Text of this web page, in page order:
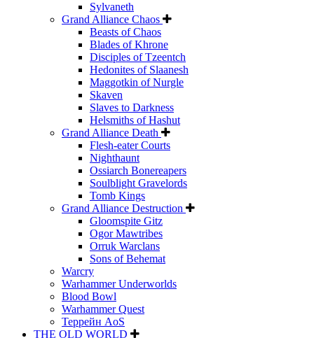
Sylvaneth
Grand Alliance Chaos
Beasts of Chaos
Blades of Khrone
Disciples of Tzeentch
Hedonites of Slaanesh
Maggotkin of Nurgle
Skaven
Slaves to Darkness
Helsmiths of Hashut
Grand Alliance Death
Flesh-eater Courts
Nighthaunt
Ossiarch Bonereapers
Soulblight Gravelords
Tomb Kings
Grand Alliance Destruction
Gloomspite Gitz
Ogor Mawtribes
Orruk Warclans
Sons of Behemat
Warcry
Warhammer Underworlds
Blood Bowl
Warhammer Quest
Террейн AoS
THE OLD WORLD